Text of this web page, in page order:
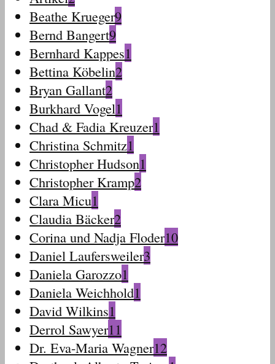
Beathe Krueger9
Bernd Bangert9
Bernhard Kappes1
Bettina Köbelin2
Bryan Gallant2
Burkhard Vogel1
Chad & Fadia Kreuzer1
Christina Schmitz1
Christopher Hudson1
Christopher Kramp2
Clara Micu1
Claudia Bäcker2
Corina und Nadja Floder10
Daniel Laufersweiler3
Daniela Garozzo1
Daniela Weichhold1
David Wilkins1
Derrol Sawyer11
Dr. Eva-Maria Wagner12